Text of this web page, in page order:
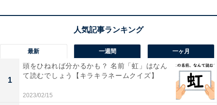
最新 一週間 一ヶ月
1
頭をひねれば分かるかも？ 名前「虹」はなん
て読むでしょう【キラキラネームクイズ】
2023/02/15